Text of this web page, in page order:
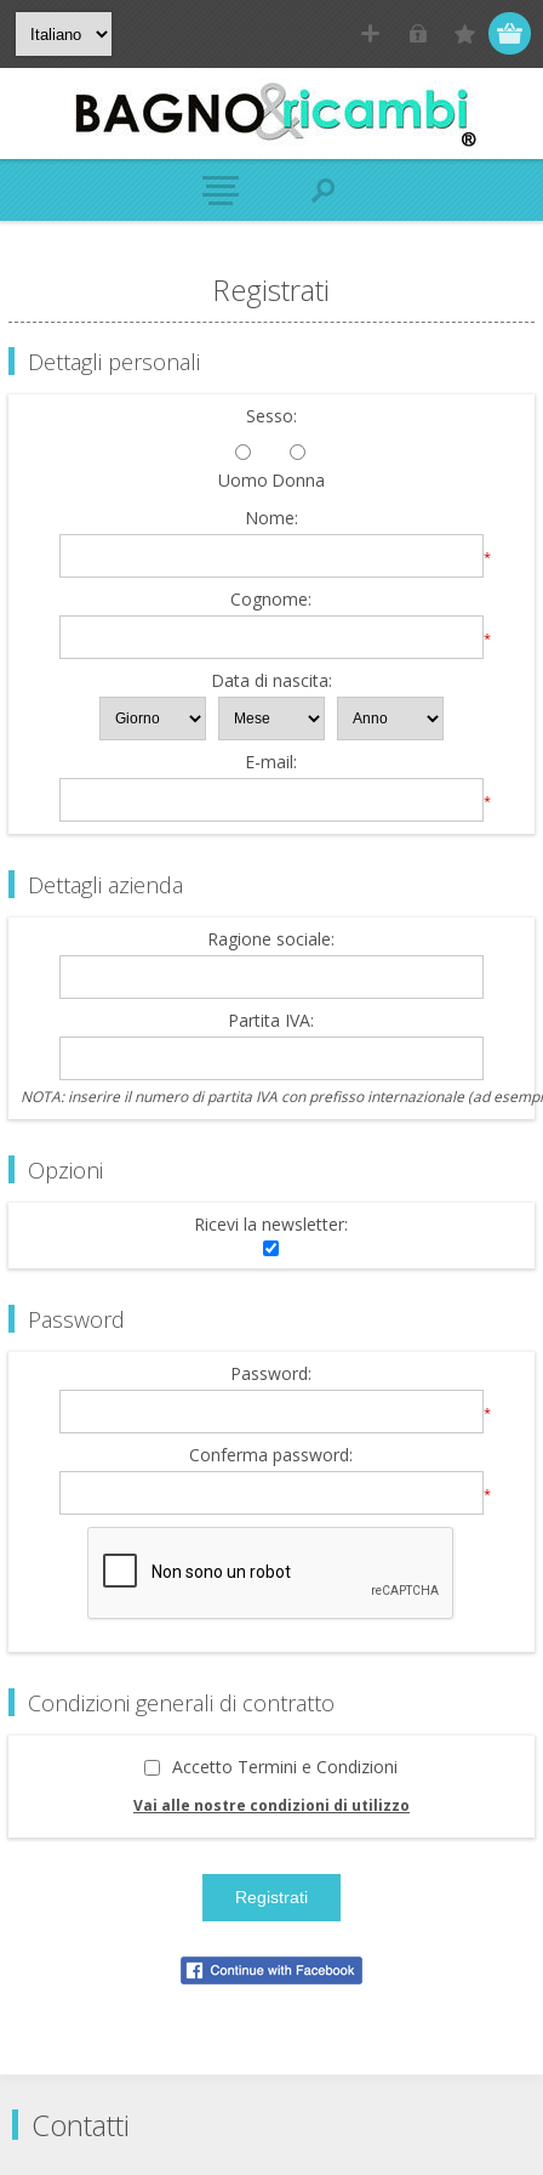
Registrati
Dettagli personali
Sesso:
Uomo Donna
Nome:
*
Cognome:
*
Data di nascita:
E-mail:
*
Dettagli azienda
Ragione sociale:
Partita IVA:
NOTA: inserire il numero di partita IVA con prefisso internazionale (ad
Opzioni
Ricevi la newsletter:
Password
Password:
*
Conferma password:
*
Condizioni generali di contratto
Accetto Termini e Condizioni
Vai alle nostre condizioni di utilizzo
Contatti